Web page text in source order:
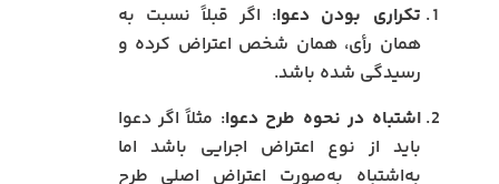
تکراری بودن دعوا: اگر قبلاً نسبت به
همان رأی، همان شخص اعتراض کرده و
رسیدگی شده باشد.
اشتباه در نحوه طرح دعوا: مثلاً اگر دعوا
باید از نوع اعتراض اجرایی باشد اما
به‌اشتباه به‌صورت اعتراض اصلی طرح